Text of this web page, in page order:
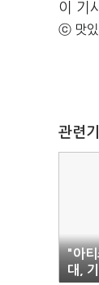
이 기
ⓒ 맛있
관련
"아
대,